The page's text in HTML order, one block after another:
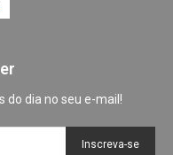
do dia no seu e-mail!
Inscreva-se